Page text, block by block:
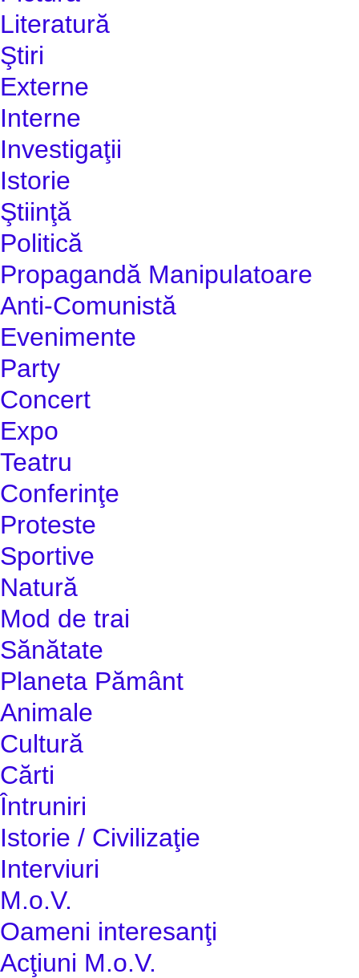
Literatură
Ştiri
Externe
Interne
Investigaţii
Istorie
Ştiinţă
Politică
Propagandă Manipulatoare
Anti-Comunistă
Evenimente
Party
Concert
Expo
Teatru
Conferinţe
Proteste
Sportive
Natură
Mod de trai
Sănătate
Planeta Pământ
Animale
Cultură
Cărti
Întruniri
Istorie / Civilizaţie
Interviuri
M.o.V.
Oameni interesanţi
Acţiuni M.o.V.